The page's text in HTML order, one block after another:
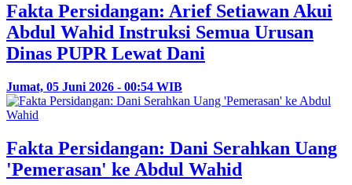
Fakta Persidangan: Arief Setiawan Akui
Abdul Wahid Instruksi Semua Urusan
Dinas PUPR Lewat Dani
Jumat, 05 Juni 2026 - 00:54 WIB
Fakta Persidangan: Dani Serahkan Uang
'Pemerasan' ke Abdul Wahid